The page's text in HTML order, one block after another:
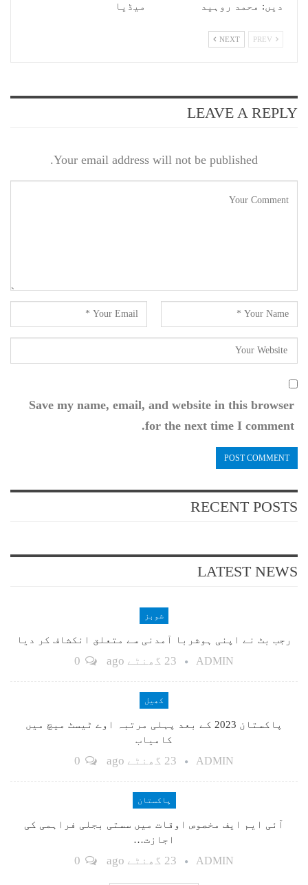
دیں: محمد روہید
میڈیا
NEXT
LEAVE A REPLY
Your email address will not be published.
Save my name, email, and website in this browser
for the next time I comment.
RECENT POSTS
LATEST NEWS
شوبز
رجب بٹ نے اپنی ہوشربا آمدنی سے متعلق انکشاف کر دیا
ADMIN 23 گھنٹے ago
کھیل
پاکستان 2023 کے بعد پہلی مرتبہ اوے ٹیسٹ میچ میں
کامیاب
ADMIN 23 گھنٹے ago
پاکستان
آئی ایم ایف مخصوص اوقات میں سستی بجلی فراہمی کی
اجازت…
ADMIN 23 گھنٹے ago